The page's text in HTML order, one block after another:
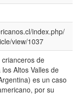
index.php/
view/1037
de
Altos Valles de
es un caso
por su